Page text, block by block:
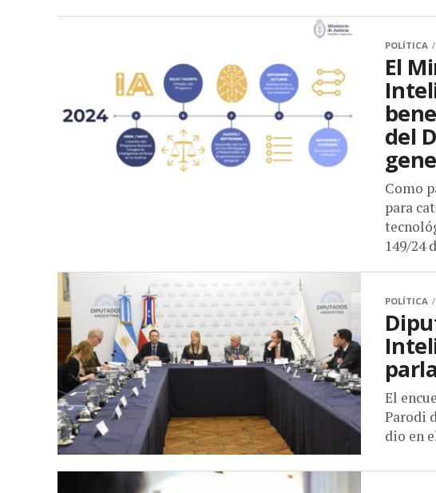
POLÍTICA
El
del
Como
para
149/24
POLÍTICA
El
Parodi
dio en